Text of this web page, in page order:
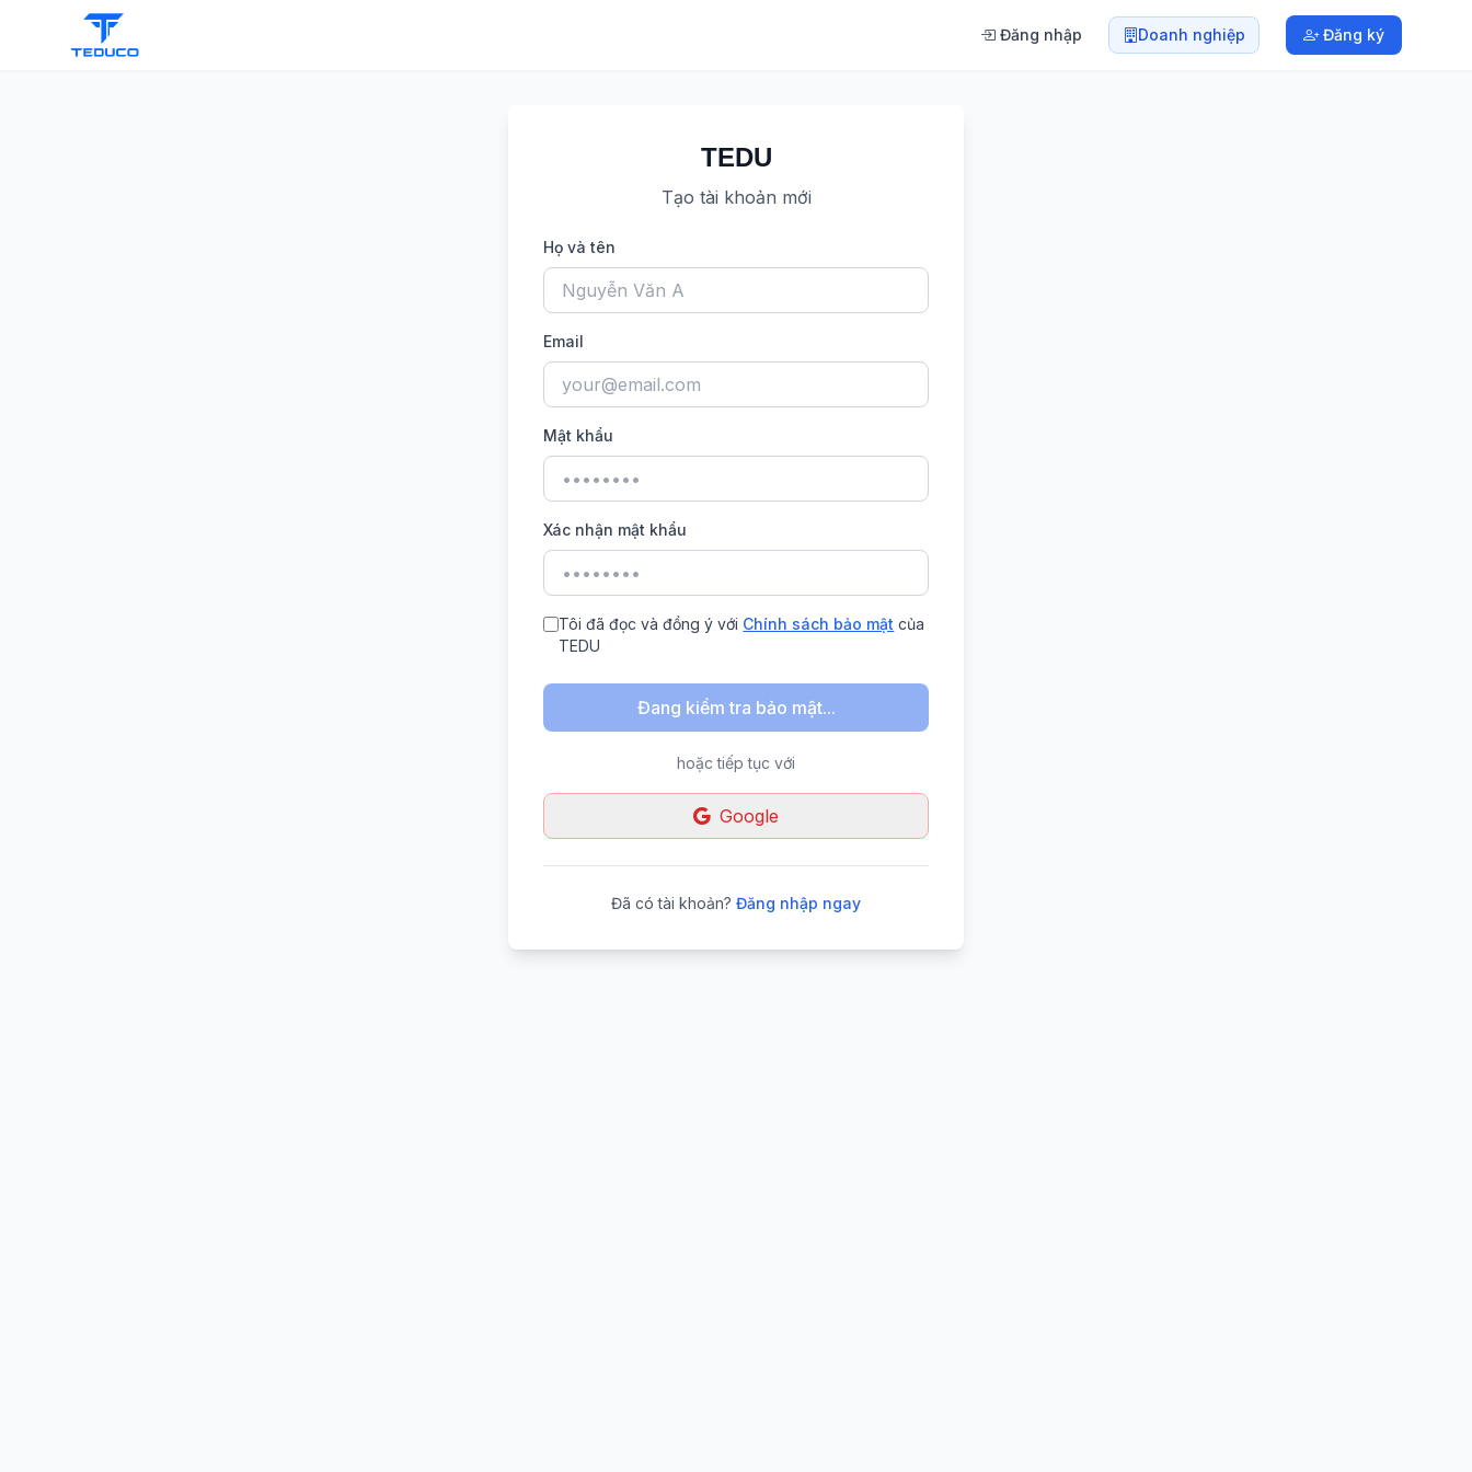
Đăng nhập Doanh nghiệp Đăng ký
TEDU
Tạo tài khoản mới
Họ và tên
Email
Mật khẩu
Xác nhận mật khẩu
Tôi đã đọc và đồng ý với Chính sách bảo mật của
TEDU
Đang kiểm tra bảo mật...
hoặc tiếp tục với
Google
Đã có tài khoản? Đăng nhập ngay